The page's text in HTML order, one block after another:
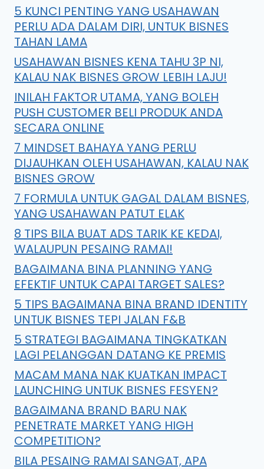
5 KUNCI PENTING YANG USAHAWAN
PERLU ADA DALAM DIRI, UNTUK BISNES
TAHAN LAMA
USAHAWAN BISNES KENA TAHU 3P NI,
KALAU NAK BISNES GROW LEBIH LAJU!
INILAH FAKTOR UTAMA, YANG BOLEH
PUSH CUSTOMER BELI PRODUK ANDA
SECARA ONLINE
7 MINDSET BAHAYA YANG PERLU
DIJAUHKAN OLEH USAHAWAN, KALAU NAK
BISNES GROW
7 FORMULA UNTUK GAGAL DALAM BISNES,
YANG USAHAWAN PATUT ELAK
8 TIPS BILA BUAT ADS TARIK KE KEDAI,
WALAUPUN PESAING RAMAI!
BAGAIMANA BINA PLANNING YANG
EFEKTIF UNTUK CAPAI TARGET SALES?
5 TIPS BAGAIMANA BINA BRAND IDENTITY
UNTUK BISNES TEPI JALAN F&B
5 STRATEGI BAGAIMANA TINGKATKAN
LAGI PELANGGAN DATANG KE PREMIS
MACAM MANA NAK KUATKAN IMPACT
LAUNCHING UNTUK BISNES FESYEN?
BAGAIMANA BRAND BARU NAK
PENETRATE MARKET YANG HIGH
COMPETITION?
BILA PESAING RAMAI SANGAT, APA